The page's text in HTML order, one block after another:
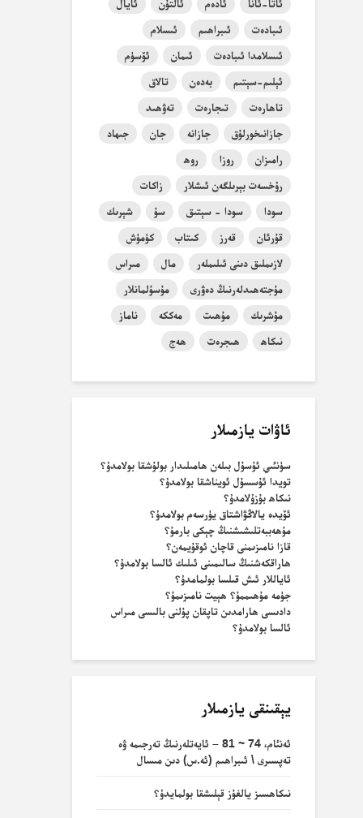
ئاتا-ئانا ئادەم ئالتۇن
ئايال
ئىبادەت
ئىبراھىم
ئىسلام
ئىسلامدا ئىبادەت
ئىمان
ئۆسۈم
ئېلىم-سېتىم
بەدەن
تالاق
تاھارەت
تىجارەت
تەۋھىد
جازانىخورلۇق
جازانە جان
جىھاد
رامىزان
روزا
روھ
رۇخسەت بېرىلگەن ئىشلار
زاكات
سودا
سودا - سېتىق سۇ
شېرىك
قۇرئان
قەرز كىتاب
كۈمۈش
لازىملىق دىنى ئىلىملەر
مال
مىراس
مۇجتەھىدلەرنىڭ دەۋرى
مۇسۇلمانلار
مۇشرىك
مۇھىت مەككە
ناماز
نىكاھ
ھىجرەت ھەج
ئاۋات يازمىلار
سۈنئىي ئۇسۇل بىلەن ھامىلىدار بولۇشقا بولامدۇ؟
تويدا ئۇسسۇل ئويناشقا بولامدۇ؟
نىكاھ بۇزۇلامدۇ؟
ئۆيدە يالاڭۋاشتاق يۈرسەم بولامدۇ؟
مۇھەببەتلىشىشنىڭ چېكى بارمۇ؟
قازا نامىزىمنى قاچان ئوقۇيمەن؟
ھاراقكەشنىڭ سالىمىنى ئىلىك ئالسا بولامدۇ؟
ئاياللار ئىش قىلسا بولمامدۇ؟
جۈمە مۇھىممۇ؟ ھېيت نامىزىمۇ؟
دادىسى ھارامدىن تاپقان پۇلنى بالىسى مىراس
ئالسا بولامدۇ؟
يېقىنقى يازمىلار
ئەنئام، 74 ~ 81 – ئايەتلەرنىڭ تەرجىمە ۋە
تەپسىرى \ ئىبراھىم (ئە.س) دىن مىسال
نىكاھسىز يالغۇز قېلىشقا بولمايدۇ؟